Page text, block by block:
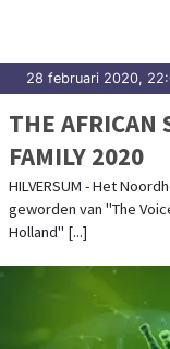
28 februari 2020,
THE AFRICAN
FAMILY 2020
HILVERSUM - Het
geworden van "The
Holland" [...]